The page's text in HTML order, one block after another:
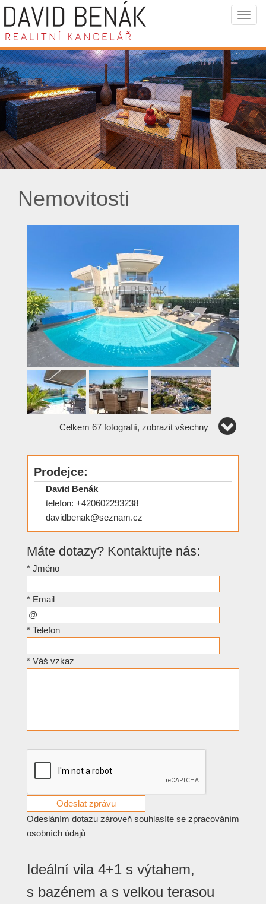
Nemovitosti
Celkem 67 fotografií, zobrazit všechny
Prodejce:
David Benák
telefon: +420602293238
davidbenak@seznam.cz
Máte dotazy? Kontaktujte nás:
* Jméno
* Email
* Telefon
* Váš vzkaz
Odesláním dotazu zároveň souhlasíte se zpracováním
osobních údajů
Ideální vila 4+1 s výtahem,
s bazénem a s velkou terasou